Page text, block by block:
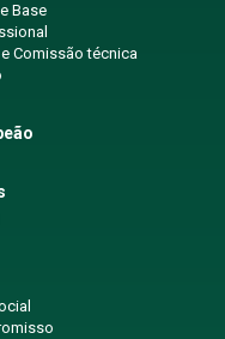
Base
Comissão técnica